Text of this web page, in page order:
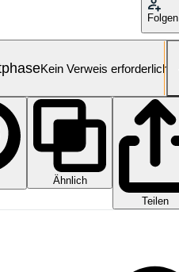
Folgen
Kein Verweis erforderlich
Ähnlich
Teilen